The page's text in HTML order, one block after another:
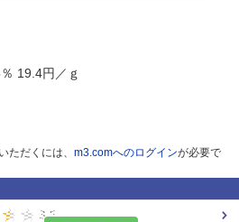
19.4円／ｇ
ただくには、 m3.comへのログインが必要で